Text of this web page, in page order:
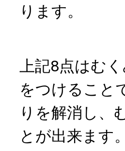
ります。
上記8点はむ
をつけること
りを解消し、
とが出来ます。